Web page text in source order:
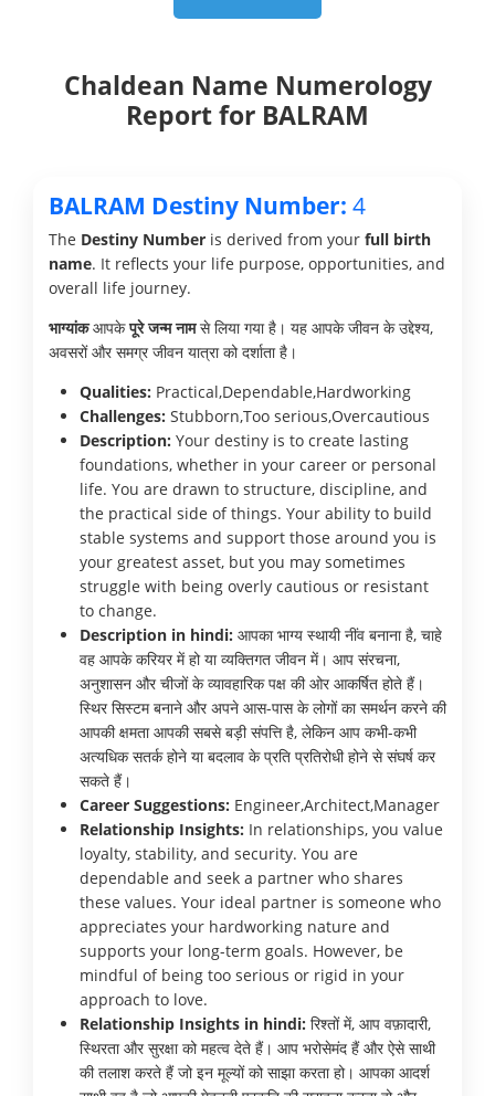
Chaldean Name Numerology
Report for BALRAM
BALRAM Destiny Number: 4
The Destiny Number is derived from your full birth
name. It reflects your life purpose, opportunities, and
overall life journey.
भाग्यांकआपकेपूरे जन्म नामसे लिया गया है। यह आपके जीवन के उद्देश्य,
अवसरों और समग्र जीवन यात्रा को दर्शाता है।
Qualities: Practical,Dependable,Hardworking
Challenges: Stubborn,Too serious,Overcautious
Description: Your destiny is to create lasting
foundations, whether in your career or personal
life. You are drawn to structure, discipline, and
the practical side of things. Your ability to build
stable systems and support those around you is
your greatest asset, but you may sometimes
struggle with being overly cautious or resistant
to change.
Description in hindi: आपका भाग्य स्थायी नींव बनाना है, चाहे
वह आपके करियर में हो या व्यक्तिगत जीवन में। आप संरचना,
अनुशासन और चीजों के व्यावहारिक पक्ष की ओर आकर्षित होते हैं।
स्थिर सिस्टम बनाने और अपने आस-पास के लोगों का समर्थन करने की
आपकी क्षमता आपकी सबसे बड़ी संपत्ति है, लेकिन आप कभी-कभी
अत्यधिक सतर्क होने या बदलाव के प्रति प्रतिरोधी होने से संघर्ष कर
सकते हैं।
Career Suggestions: Engineer,Architect,Manager
Relationship Insights: In relationships, you value
loyalty, stability, and security. You are
dependable and seek a partner who shares
these values. Your ideal partner is someone who
appreciates your hardworking nature and
supports your long-term goals. However, be
mindful of being too serious or rigid in your
approach to love.
Relationship Insights in hindi: रिश्तों में, आप वफ़ादारी,
स्थिरता और सुरक्षा को महत्व देते हैं। आप भरोसेमंद हैं और ऐसे साथी
की तलाश करते हैं जो इन मूल्यों को साझा करता हो। आपका आदर्श